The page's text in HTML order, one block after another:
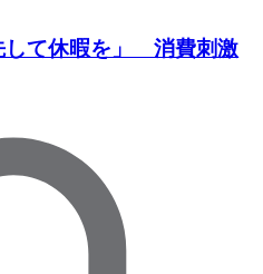
して休暇を」 消費刺激